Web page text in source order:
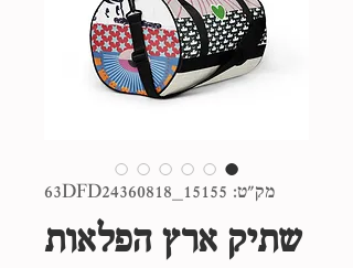
מק"ט: 63DFD24360818_15155
שתיק ארץ הפלאות